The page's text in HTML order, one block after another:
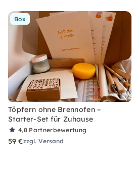
Box
Töpfern ohne Brennofen –
Starter-Set für Zuhause
4,8 Partnerbewertung
59 €zzgl. Versand